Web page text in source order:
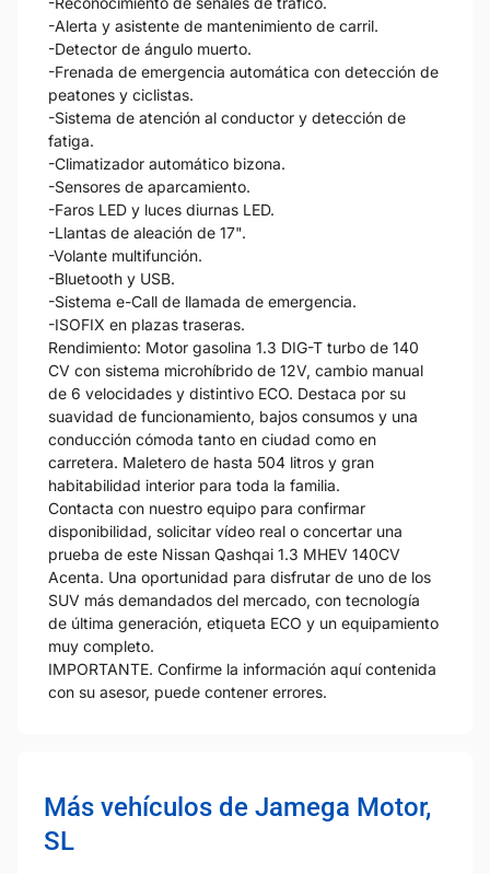
-Alerta y asistente de mantenimiento de carril.
-Detector de ángulo muerto.
-Frenada de emergencia automática con detección de
peatones y ciclistas.
-Sistema de atención al conductor y detección de
fatiga.
-Climatizador automático bizona.
-Sensores de aparcamiento.
-Faros LED y luces diurnas LED.
-Llantas de aleación de 17".
-Volante multifunción.
-Bluetooth y USB.
-Sistema e-Call de llamada de emergencia.
-ISOFIX en plazas traseras.
Rendimiento: Motor gasolina 1.3 DIG-T turbo de 140
CV con sistema microhíbrido de 12V, cambio manual
de 6 velocidades y distintivo ECO. Destaca por su
suavidad de funcionamiento, bajos consumos y una
conducción cómoda tanto en ciudad como en
carretera. Maletero de hasta 504 litros y gran
habitabilidad interior para toda la familia.
Contacta con nuestro equipo para confirmar
disponibilidad, solicitar vídeo real o concertar una
prueba de este Nissan Qashqai 1.3 MHEV 140CV
Acenta. Una oportunidad para disfrutar de uno de los
SUV más demandados del mercado, con tecnología
de última generación, etiqueta ECO y un equipamiento
muy completo.
IMPORTANTE. Confirme la información aquí contenida
con su asesor, puede contener errores.
Más vehículos de Jamega Motor,
SL